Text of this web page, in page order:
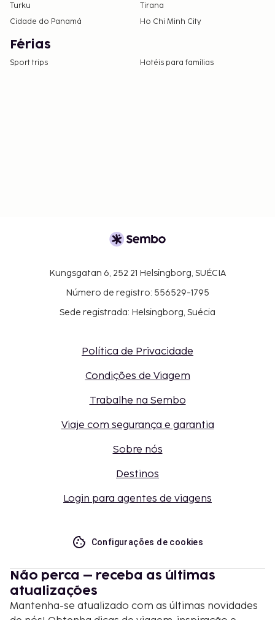
Turku
Tirana
Cidade do Panamá
Ho Chi Minh City
Férias
Sport trips Hotéis para famílias
Kungsgatan 6, 252 21 Helsingborg, SUÉCIA
Número de registro: 556529-1795
Sede registrada: Helsingborg, Suécia
Política de Privacidade
Condições de Viagem
Trabalhe na Sembo
Viaje com segurança e garantia
Sobre nós
Destinos
Login para agentes de viagens
Configurações de cookies
Não perca – receba as últimas
atualizações
Mantenha-se atualizado com as últimas novidades